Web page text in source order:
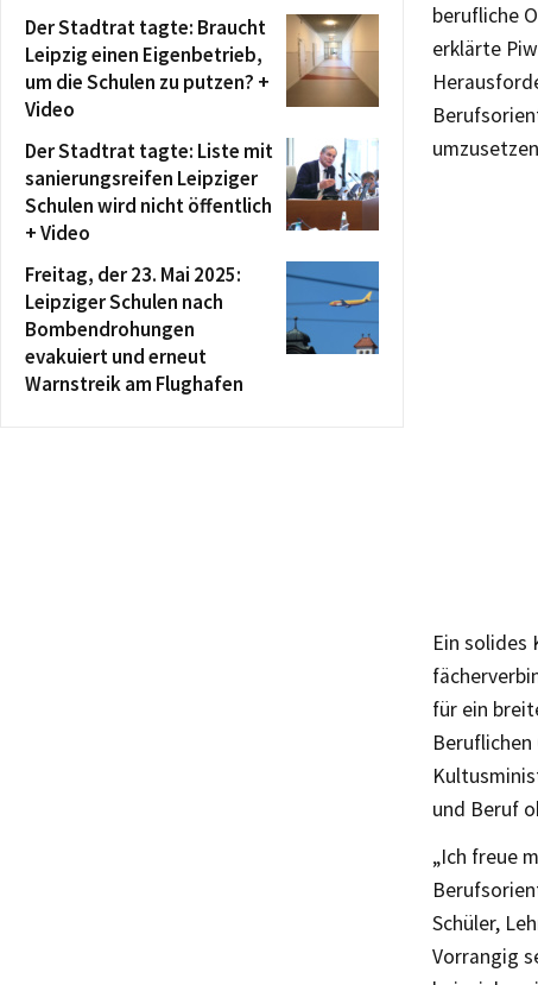
berufliche
erklärte
Ein solides
für ein
und Beruf
„Ich freue
Schüler,
Vorrangig
Der Stadtrat tagte: Braucht
Leipzig einen Eigenbetrieb,
um die Schulen zu putzen? +
Video
Der Stadtrat tagte: Liste mit
sanierungsreifen Leipziger
Schulen wird nicht öffentlich
+ Video
Freitag, der 23. Mai 2025:
Leipziger Schulen nach
Bombendrohungen
evakuiert und erneut
Warnstreik am Flughafen